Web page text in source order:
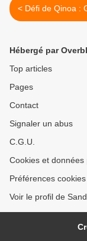
< Défi de Qinoa :
Hébergé par
Top articles
Pages
Contact
Signaler un abus
C.G.U.
Cookies et données
Préférences cookies
Voir le profil de